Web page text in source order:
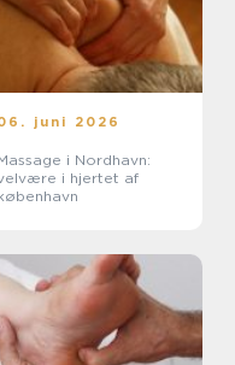
juni 2026
i Nordhavn:
i hjertet af